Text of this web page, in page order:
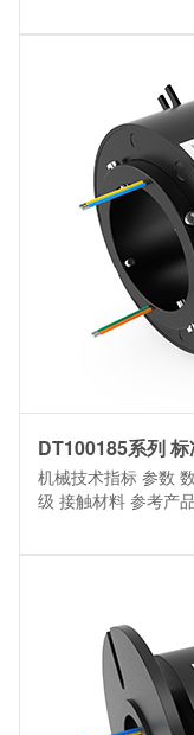
DT100185系列
机械技术指标 参数
级 接触材料 参考产